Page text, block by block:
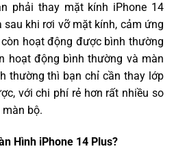
phải thay mặt kính iPhone 14
sau khi rơi vỡ mặt kính, cảm ứng
hoạt động được bình thường
hoạt động bình thường và màn
thường thì bạn chỉ cần thay lớp
với chi phí rẻ hơn rất nhiều so
bộ.
Hình iPhone 14 Plus?